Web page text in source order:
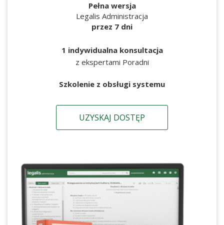
Pełna wersja
Legalis Administracja
przez 7 dni
1 indywidualna konsultacja
z ekspertami Poradni
Szkolenie z obsługi systemu
UZYSKAJ DOSTĘP